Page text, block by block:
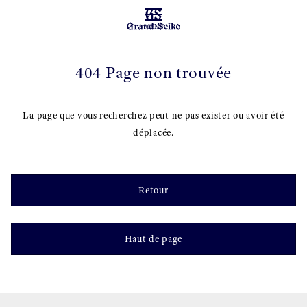
MENU
404 Page non trouvée
La page que vous recherchez peut ne pas exister ou avoir été
déplacée.
Retour
Haut de page